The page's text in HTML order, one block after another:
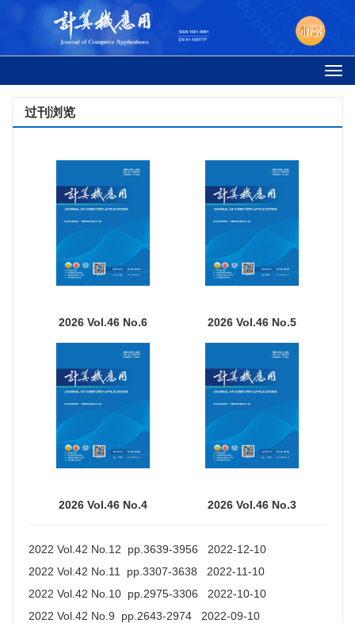
过刊浏览
2026 Vol.46 No.6 2026 Vol.46 No.5
2026 Vol.46 No.4 2026 Vol.46 No.3
2022 Vol.42 No.12 pp.3639-3956 2022-12-10
2022 Vol.42 No.11 pp.3307-3638 2022-11-10
2022 Vol.42 No.10 pp.2975-3306 2022-10-10
2022 Vol.42 No.9 pp.2643-2974 2022-09-10